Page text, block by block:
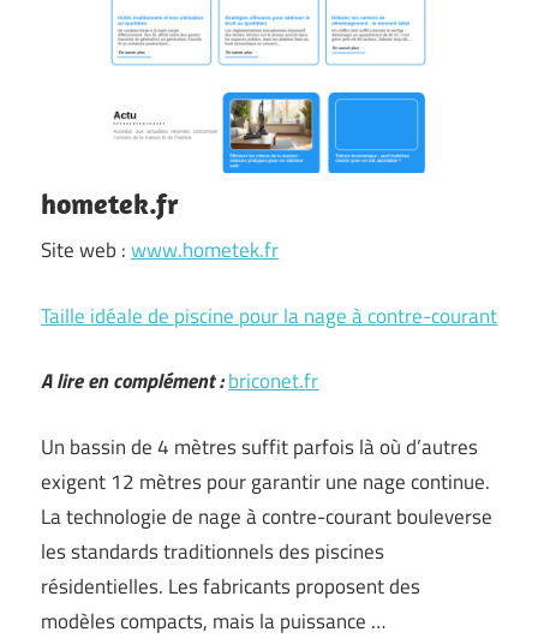
hometek.fr
Site web :www.hometek.fr
Taille idéale de piscine pour la nage à contre-courant
A lire en complément :briconet.fr
Un bassin de 4 mètres suffit parfois là où d’autres
exigent 12 mètres pour garantir une nage continue.
La technologie de nage à contre-courant bouleverse
les standards traditionnels des piscines
résidentielles. Les fabricants proposent des
modèles compacts, mais la puissance …